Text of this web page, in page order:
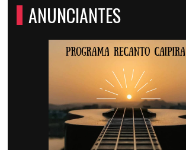
ANUNCIANTES